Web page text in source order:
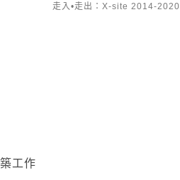
工作
走入•走出：X-site 2014-2020